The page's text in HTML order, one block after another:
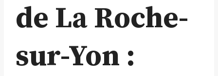
de La Roche-
sur-Yon :